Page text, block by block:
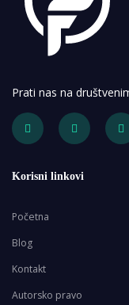
Prati nas na
Korisni linkovi
Početna
Blog
Kontakt
Autorsko pravo